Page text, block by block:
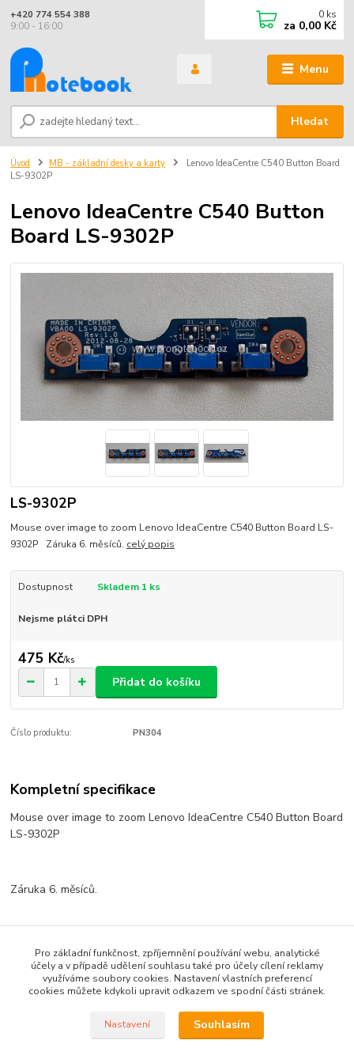
Menu
Hledat
+420 774 554 388
9:00 - 16:00
0 ks
za 0,00 Kč
Úvod MB - základní desky a karty
Lenovo IdeaCentre C540 Button Board
LS-9302P
Lenovo IdeaCentre C540 Button
Board LS-9302P
LS-9302P
Mouse over image to zoom Lenovo IdeaCentre C540 Button Board LS-
9302P Záruka 6. měsíců. celý popis
Dostupnost Skladem 1 ks
Nejsme plátci DPH
475 Kč/ks
Přidat do košíku
Číslo produktu: PN304
Kompletní specifikace
Mouse over image to zoom Lenovo IdeaCentre C540 Button Board
LS-9302P
Záruka 6. měsíců.
Zboží zařazeno v kategoriích
MB - základní desky a karty
Pro základní funkčnost, zpříjemnění používání webu, analytické
účely a v případě udělení souhlasu také pro účely cílení reklamy
využíváme soubory cookies. Nastavení vlastních preferencí
cookies můžete kdykoli upravit odkazem ve spodní části stránek.
Nastavení Souhlasím